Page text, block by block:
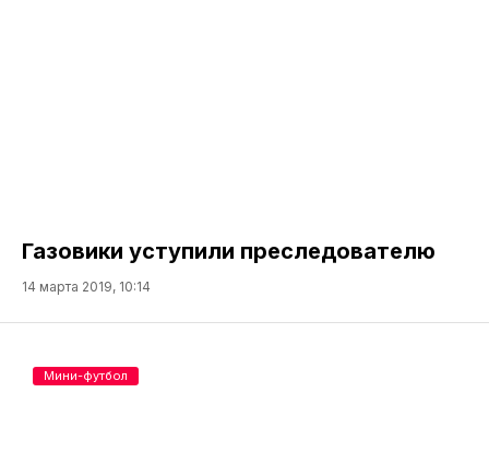
Газовики уступили преследователю
14 марта 2019, 10:14
Мини-футбол